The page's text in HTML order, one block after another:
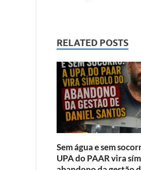
RELATED POSTS
Sem água e sem
UPA do PAAR vira